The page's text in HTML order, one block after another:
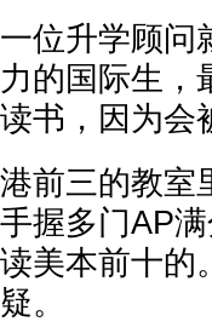
一位升学顾问
力的国际生，
读书，因为会
港前三的教室
手握多门AP
读美本前十的
疑。